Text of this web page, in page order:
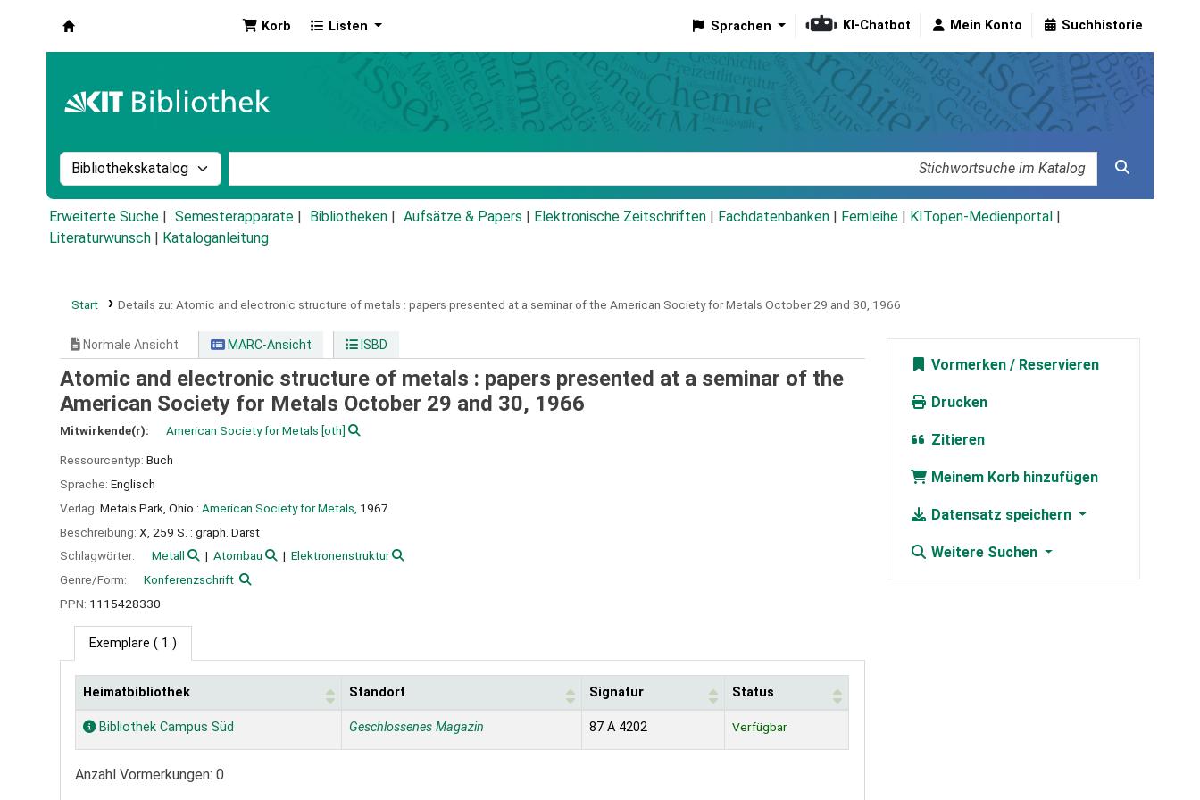
Korb Listen Sprachen KI-Chatbot Mein Konto Suchhistorie
Suche im Katalog nach:
Erweiterte Suche Semesterapparate Bibliotheken Aufsätze & Papers Elektronische Zeitschriften Fachdatenbanken Fernleihe KITopen-Medienportal
Literaturwunsch
Kataloganleitung
Start Details zu: Atomic and electronic structure of metals : papers presented at a seminar of the American Society for Metals October 29 and 30, 1966
Normale Ansicht MARC-Ansicht ISBD
Atomic and electronic structure of metals : papers presented at a seminar of the
American Society for Metals October 29 and 30, 1966
Mitwirkende(r): American Society for Metals [oth]
Ressourcentyp: Buch
Sprache: Englisch
Verlag: Metals Park, Ohio : American Society for Metals, 1967
Beschreibung: X, 259 S. : graph. Darst
Schlagwörter:
Metall Atombau
Elektronenstruktur
Genre/Form:
Konferenzschrift
PPN: 1115428330
Exemplare ( 1 )
Exemplare
Heimatbibliothek Standort Signatur Status
Bibliothek Campus Süd Geschlossenes Magazin 87 A 4202 Verfügbar
Anzahl Vormerkungen: 0
Vormerken
Drucken
Zitieren
Meinem Korb hinzufügen
Datensatz speichern
Weitere Suchen